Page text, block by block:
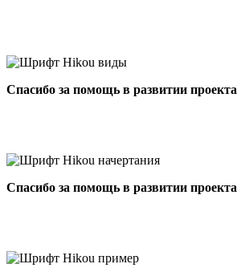
Спасибо за помощь в развитии проекта
Спасибо за помощь в развитии проекта